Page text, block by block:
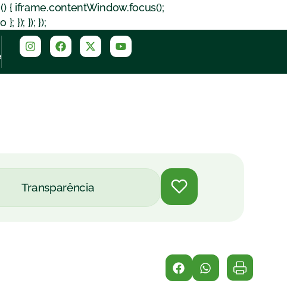
{ iframe.contentWindow.focus();
}); }); });
Transparência